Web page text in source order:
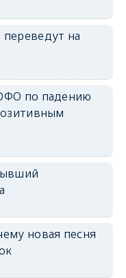
на
по падению
новая песня